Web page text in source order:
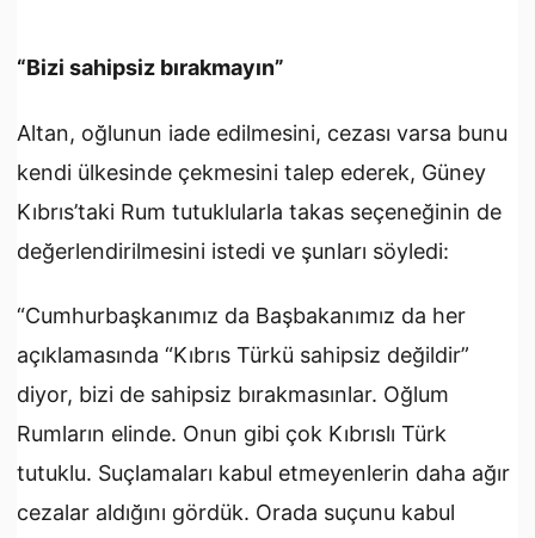
“Bizi sahipsiz bırakmayın”
Altan, oğlunun iade edilmesini, cezası varsa bunu
kendi ülkesinde çekmesini talep ederek, Güney
Kıbrıs’taki Rum tutuklularla takas seçeneğinin de
değerlendirilmesini istedi ve şunları söyledi:
“Cumhurbaşkanımız da Başbakanımız da her
açıklamasında “Kıbrıs Türkü sahipsiz değildir”
diyor, bizi de sahipsiz bırakmasınlar. Oğlum
Rumların elinde. Onun gibi çok Kıbrıslı Türk
tutuklu. Suçlamaları kabul etmeyenlerin daha ağır
cezalar aldığını gördük. Orada suçunu kabul